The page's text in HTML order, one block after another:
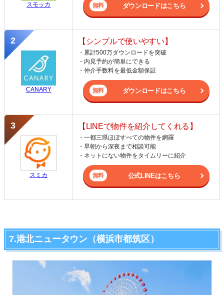
スモッカ ダウンロードはこちら
CANARY
【シンプルで使いやすい】
・累計500万ダウンロードを突破
・内見予約が簡単にできる
・仲介手数料を最低金額保証
ダウンロードはこちら
スミカ
【LINEで物件を紹介してくれる】
・一都三県ほぼすべての物件を網羅
・早朝から深夜まで相談可能
・ネットにない物件をタイムリーに紹介
公式LINEはこちら
7.港北ニュータウン（横浜市都筑区）